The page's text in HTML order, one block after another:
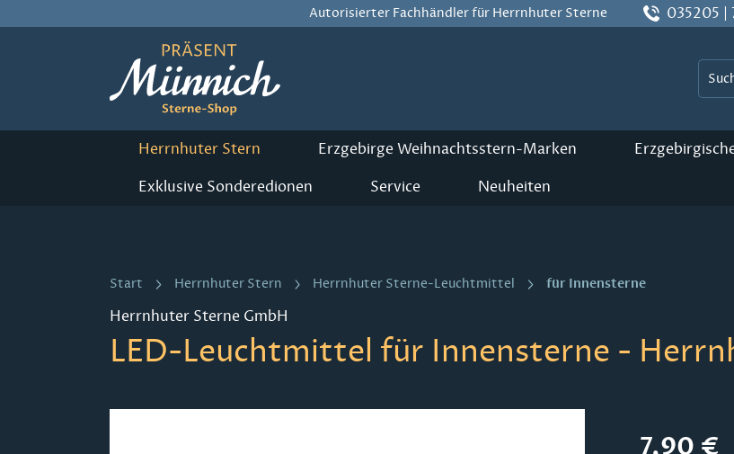
Autorisierter Fachhändler für Herrnhuter Sterne 035205 |
Herrnhuter Stern Erzgebirge Weihnachtsstern-Marken
Exklusive Sonderedionen Service Neuheiten
Start Herrnhuter Stern Herrnhuter Sterne-Leuchtmittel für Innensterne
Herrnhuter Sterne GmbH
LED-Leuchtmittel für Innensterne -
Regulärer
7,90 €